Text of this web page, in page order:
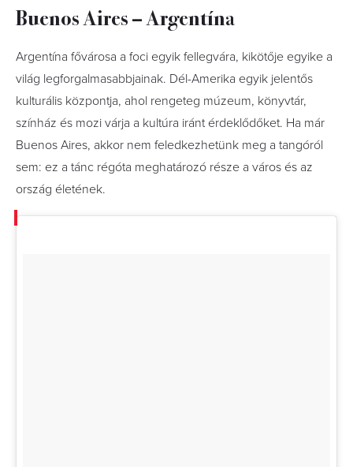
Buenos Aires – Argentína
Argentína fővárosa a foci egyik fellegvára, kikötője egyike a
világ legforgalmasabbjainak. Dél-Amerika egyik jelentős
kulturális központja, ahol rengeteg múzeum, könyvtár,
színház és mozi várja a kultúra iránt érdeklődőket. Ha már
Buenos Aires, akkor nem feledkezhetünk meg a tangóról
sem: ez a tánc régóta meghatározó része a város és az
ország életének.